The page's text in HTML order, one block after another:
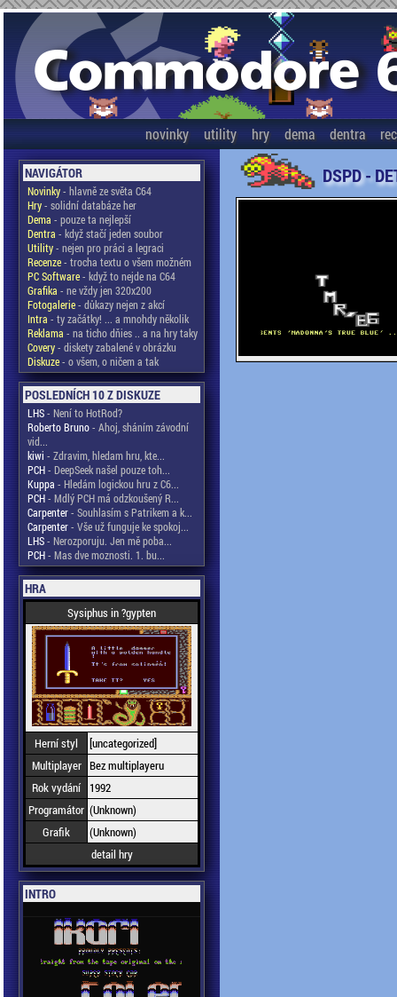
novinky utility hry dema dentra
NAVIGÁTOR
Novinky- hlavně ze světa C64
Hry- solidní databáze her
Dema - pouze ta nejlepší
Dentra - když stačí jeden soubor
Utility- nejen pro práci a legraci
Recenze- trocha textu o všem možném
PC Software- když to nejde na C64
Grafika - ne vždy jen 320x200
Fotogalerie- důkazy nejen z akcí
Intra - ty začátky! ... a mnohdy několik
Reklama - na ticho dňies .. a na hry taky
Covery- diskety zabalené v obrázku
Diskuze- o všem, o ničem a tak
POSLEDNÍCH 10 Z DISKUZE
LHS- Není to HotRod?
Roberto Bruno- Ahoj, sháním závodní
vid...
kiwi - Zdravim, hledam hru, kte...
PCH- DeepSeek našel pouze toh...
Kuppa - Hledám logickou hru z C6...
PCH- Mdlý PCH má odzkoušený R...
Carpenter- Souhlasím s Patrikem a k...
Carpenter- Vše už funguje ke spokoj...
LHS- Nerozporuju. Jen mě poba...
PCH- Mas dve moznosti. 1. bu...
HRA
Sysiphus in ?gypten
Herní styl
[uncategorized]
Multiplayer Bez multiplayeru
Rok vydání
1992
Programátor (Unknown)
Grafik
(Unknown)
detail hry
INTRO
DSPD -